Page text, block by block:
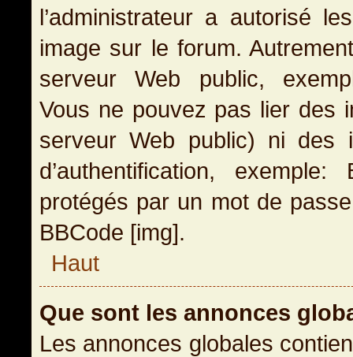
l’administrateur a autorisé
image sur le forum.
serveur Web public,
Vous ne pouvez pas lier des
serveur Web public) ni des
d’authentification,
protégés par un mot de
BBCode [img].
Haut
Que sont les annonces
Les annonces globales